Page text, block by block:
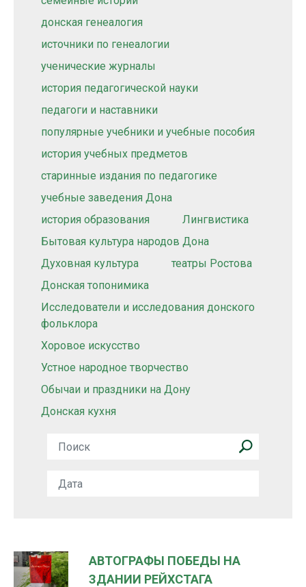
донская генеалогия
источники по генеалогии
ученические журналы
история педагогической науки
педагоги и наставники
популярные учебники и учебные пособия
история учебных предметов
старинные издания по педагогике
учебные заведения Дона
история образования
Лингвистика
Бытовая культура народов Дона
Духовная культура
театры Ростова
Донская топонимика
Исследователи и исследования донского
фольклора
Хоровое искусство
Устное народное творчество
Обычаи и праздники на Дону
Донская кухня
АВТОГРАФЫ ПОБЕДЫ НА
ЗДАНИИ РЕЙХСТАГА